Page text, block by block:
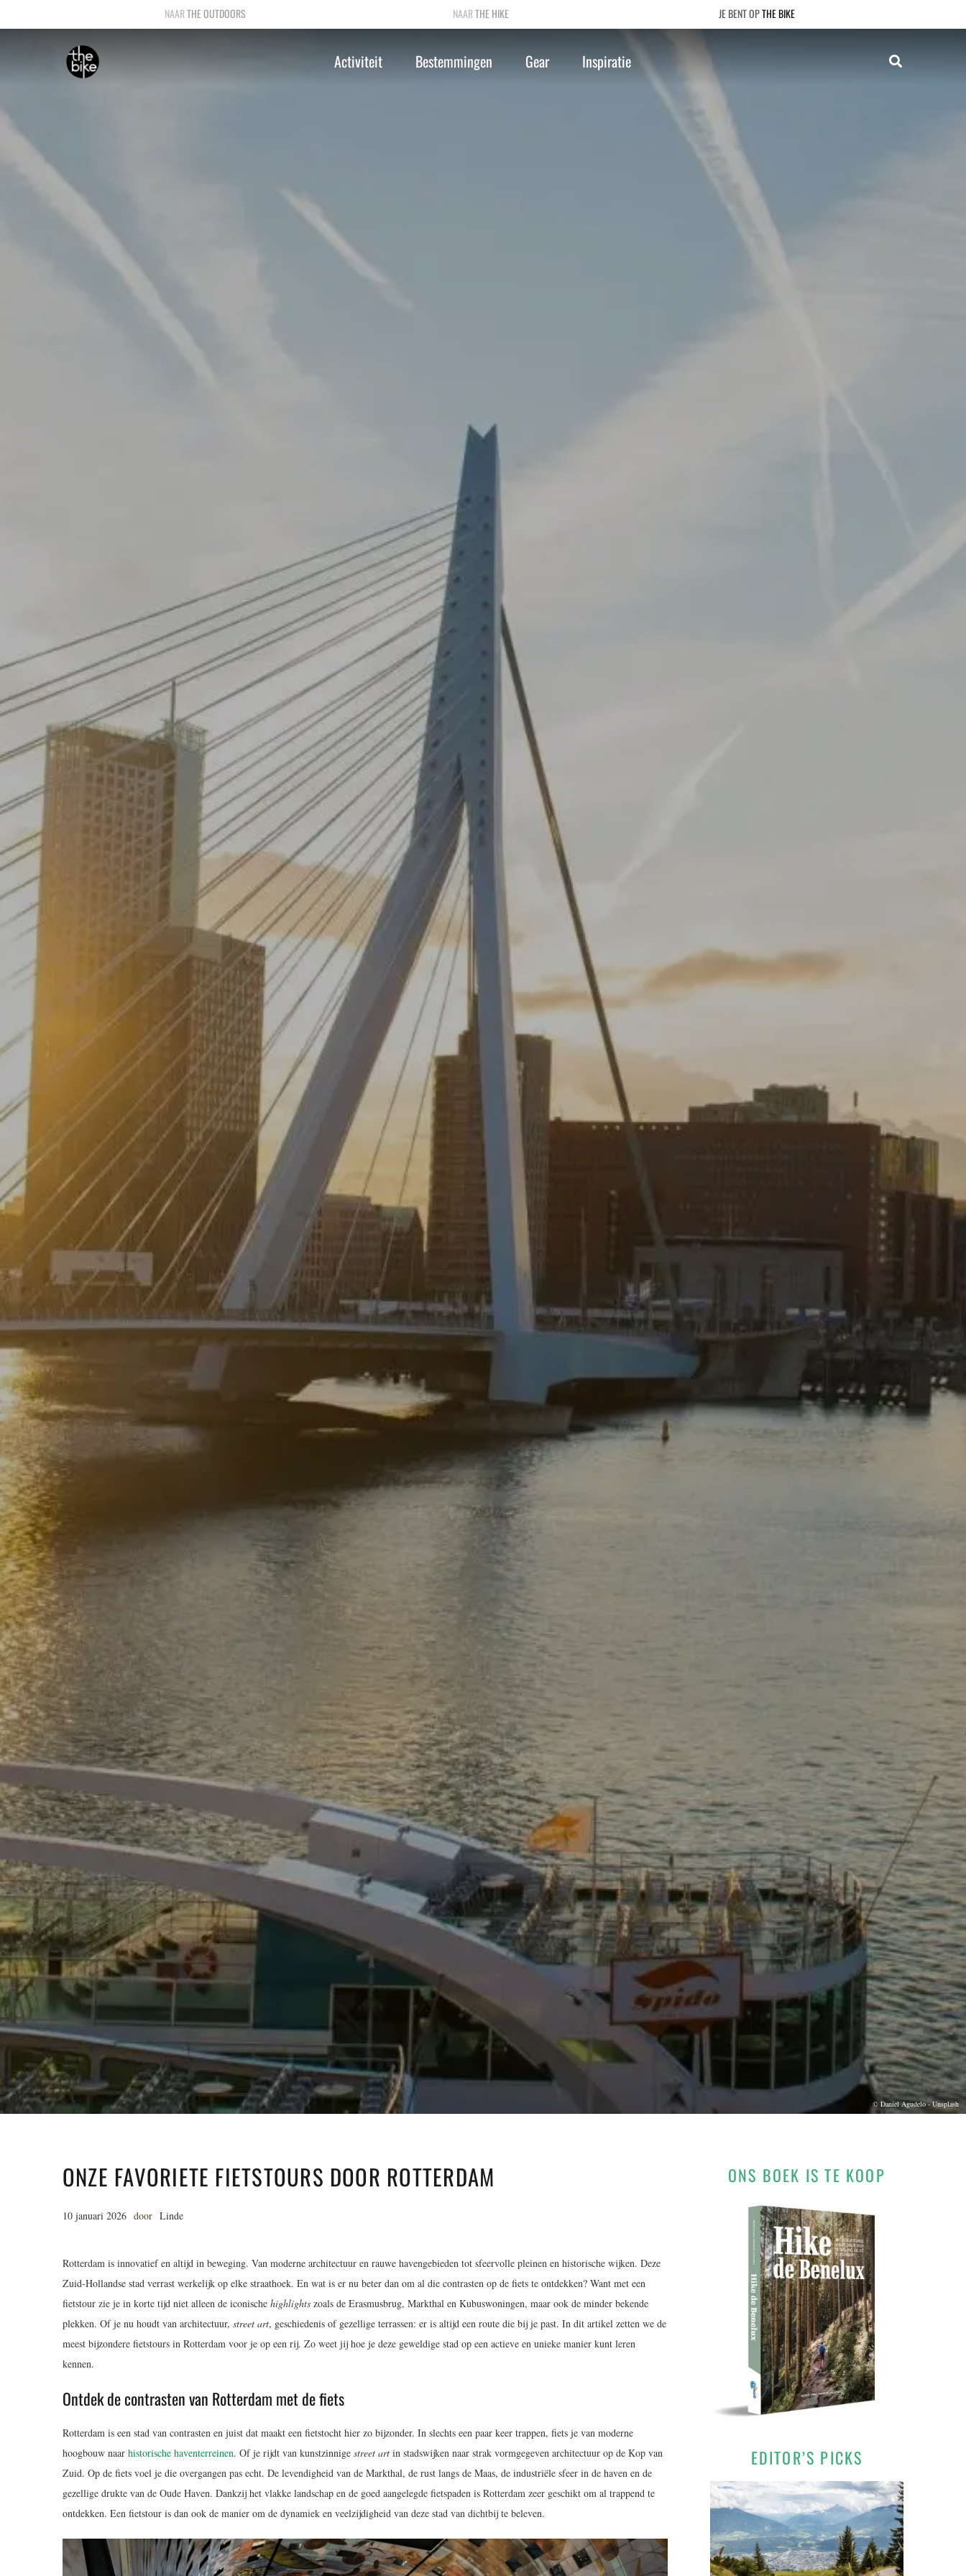
THE OUTDOORS THE HIKE THE BIKE
Activiteit Bestemmingen Gear Inspiratie
© Daniel Agudelo - Unsplash
ONZE FAVORIETE FIETSTOURS DOOR ROTTERDAM
10 januari 2026 door Linde
Rotterdam is innovatief en altijd in beweging. Van moderne architectuur en rauwe havengebieden tot sfeervolle pleinen en historische wijken. Deze
Zuid-Hollandse stad verrast werkelijk op elke straathoek. En wat is er nu beter dan om al die contrasten op de fiets te ontdekken? Want met een
fietstour zie je in korte tijd niet alleen de iconische highlights zoals de Erasmusbrug, Markthal en Kubuswoningen, maar ook de minder bekende
plekken. Of je nu houdt van architectuur, street art, geschiedenis of gezellige terrassen: er is altijd een route die bij je past. In dit artikel zetten we de
meest bijzondere fietstours in Rotterdam voor je op een rij. Zo weet jij hoe je deze geweldige stad op een actieve en unieke manier kunt leren
kennen.
Ontdek de contrasten van Rotterdam met de fiets
Rotterdam is een stad van contrasten en juist dat maakt een fietstocht hier zo bijzonder. In slechts een paar keer trappen, fiets je van moderne
hoogbouw naar historische haventerreinen. Of je rijdt van kunstzinnige street art in stadswijken naar strak vormgegeven architectuur op de Kop van
Zuid. Op de fiets voel je die overgangen pas echt. De levendigheid van de Markthal, de rust langs de Maas, de industriële sfeer in de haven en de
gezellige drukte van de Oude Haven. Dankzij het vlakke landschap en de goed aangelegde fietspaden is Rotterdam zeer geschikt om al trappend te
ontdekken. Een fietstour is dan ook de manier om de dynamiek en veelzijdigheid van deze stad van dichtbij te beleven.
ONS BOEK IS TE KOOP
EDITOR’S PICKS